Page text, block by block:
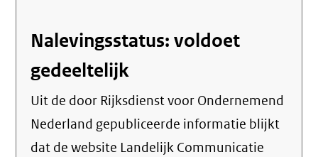
Nalevingsstatus: voldoet
gedeeltelijk
Uit de door Rijksdienst voor Ondernemend
Nederland gepubliceerde informatie blijkt
dat de website Landelijk Communicatie